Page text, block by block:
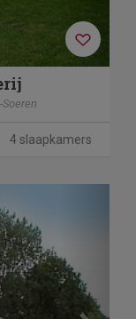
Soeren
4 slaapkamers